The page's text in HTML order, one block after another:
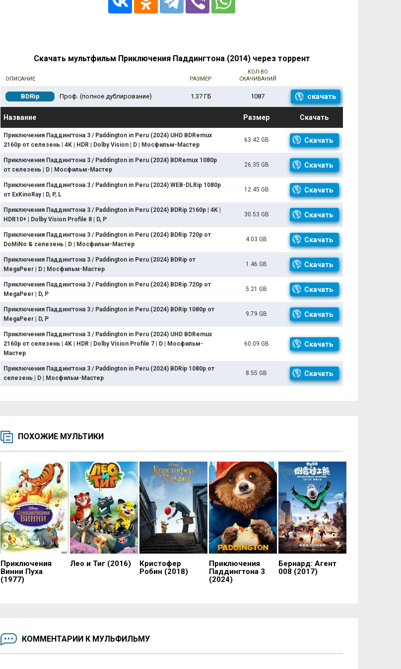
Скачать мультфильм Приключения Паддингтона (2014) через торрент
ОПИСАНИЕ РАЗМЕР
КОЛ-ВО
СКАЧИВАНИЙ
BDRip Проф. (полное дублирование) 1.37 ГБ 1087 скачать
Название Размер Скачать
Приключения Паддингтона 3 / Paddington in Peru (2024) UHD BDRemux
2160p от селезень | 4K | HDR | Dolby Vision | D | Мосфильм-Мастер
63.42 GB Скачать
Приключения Паддингтона 3 / Paddington in Peru (2024) BDRemux 1080p
от селезень | D | Мосфильм-Мастер
26.35 GB Скачать
Приключения Паддингтона 3 / Paddington in Peru (2024) WEB-DLRip 1080p
от ExKinoRay | D, P, L
12.45 GB Скачать
Приключения Паддингтона 3 / Paddington in Peru (2024) BDRip 2160p | 4K |
HDR10+ | Dolby Vision Profile 8 | D, P
30.53 GB Скачать
Приключения Паддингтона 3 / Paddington in Peru (2024) BDRip 720p от
DoMiNo & селезень | D | Мосфильм-Мастер
4.03 GB Скачать
Приключения Паддингтона 3 / Paddington in Peru (2024) BDRip от
MegaPeer | D | Мосфильм-Мастер
1.46 GB Скачать
Приключения Паддингтона 3 / Paddington in Peru (2024) BDRip 720p от
MegaPeer | D, P
5.21 GB Скачать
Приключения Паддингтона 3 / Paddington in Peru (2024) BDRip 1080p от
MegaPeer | D, P
9.79 GB Скачать
Приключения Паддингтона 3 / Paddington in Peru (2024) UHD BDRemux
2160p от селезень | 4K | HDR | Dolby Vision Profile 7 | D | Мосфильм-
Мастер
60.09 GB Скачать
Приключения Паддингтона 3 / Paddington in Peru (2024) BDRip 1080p от
селезень | D | Мосфильм-Мастер
8.55 GB Скачать
ПОХОЖИЕ МУЛЬТИКИ
Приключения
Винни Пуха
(1977)
Лео и Тиг (2016)
Кристофер
Робин (2018)
Приключения
Паддингтона 3
(2024)
Бернард: Агент
008 (2017)
КОММЕНТАРИИ К МУЛЬФИЛЬМУ